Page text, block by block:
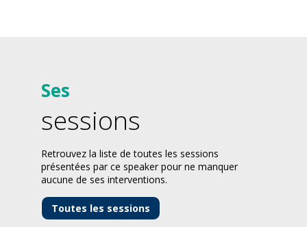
Ses
sessions
Retrouvez la liste de toutes les sessions
présentées par ce speaker pour ne manquer
aucune de ses interventions.
Toutes les sessions